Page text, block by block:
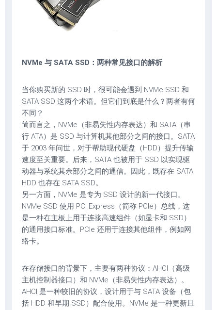
NVMe 与 SATA SSD：两种常见接口的解析
当你购买新的 SSD 时，很可能会遇到 NVMe SSD 和
SATA SSD 这两个术语。但它们到底是什么？两者有何
不同？
简而言之，NVMe（非易失性内存表达）和 SATA（串
行 ATA）是 SSD 与计算机其他部分之间的接口。SATA
于 2003 年问世，对于帮助现代硬盘（HDD）提升传输
速度至关重要。后来，SATA 也被用于 SSD 以实现驱
动器与系统其余部分之间的通信。因此，既存在 SATA
HDD 也存在 SATA SSD。
另一方面，NVMe 是专为 SSD 设计的新一代接口。
NVMe SSD 使用 PCI Express（简称 PCIe）总线，这
是一种在主板上用于连接高速组件（如显卡和 SSD）
的通用接口标准。PCIe 还用于连接其他组件，例如网
络卡。
在存储接口的背景下，主要有两种协议：AHCI（高级
主机控制器接口）和 NVMe（非易失性内存表达）。
AHCI 是一种较旧的协议，设计用于与 SATA 设备（包
括 HDD 和早期 SSD）配合使用。NVMe 是一种更新且